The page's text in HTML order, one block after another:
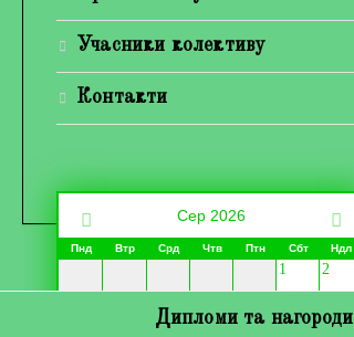
Учасники колективу
Контакти
Сер 2026
Пнд Втр Срд Чтв Птн Сбт Ндл
1 2
5 6 7 8 9
Дипломи та нагороди